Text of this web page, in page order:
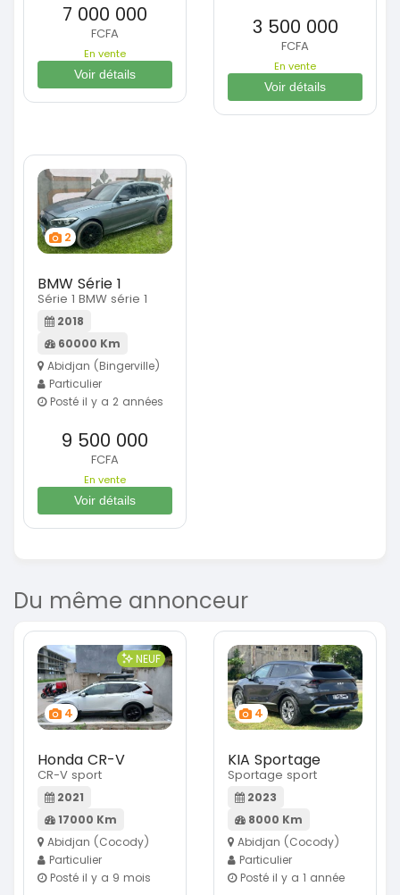
7 000 000
FCFA
En vente
Voir détails
3 500 000
FCFA
En vente
Voir détails
2
BMW Série 1
Série 1 BMW série 1
2018
60000 Km
Abidjan (Bingerville)
Particulier
Posté il y a 2 années
9 500 000
FCFA
En vente
Voir détails
Du même annonceur
4
NEUF
Honda CR-V
CR-V sport
2021
17000 Km
Abidjan (Cocody)
Particulier
Posté il y a 9 mois
4
KIA Sportage
Sportage sport
2023
8000 Km
Abidjan (Cocody)
Particulier
Posté il y a 1 année